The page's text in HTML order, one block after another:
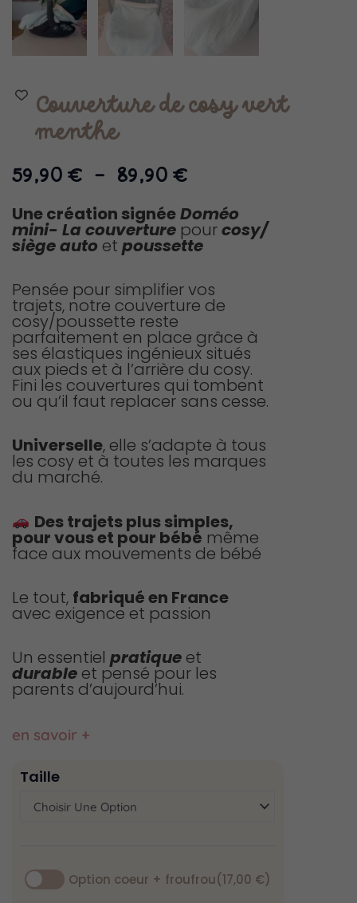
Couverture de cosy vert
menthe
59,90 € – 89,90 €Plage
prix :
59,90 €
à
Une création signéeDoméo
mini- La couverture pourcosy/
siège auto et poussette
Pensée pour simplifier vos
trajets, notre couverture de
cosy/poussette reste
parfaitement en place grâce à
ses élastiques ingénieux situés
aux pieds et à l’arrière du cosy.
Fini les couvertures qui tombent
ou qu’il faut replacer sans cesse.
Universelle, elle s’adapte à tous
les cosy et à toutes les marques
du marché.
Des trajets plus simples,
pour vous et pour bébé même
face aux mouvements de bébé
Le tout, fabriqué en France
avec exigence et passion
Un essentiel pratique et
durable et pensé pour les
parents d’aujourd’hui.
en savoir +
Taille
Option coeur + froufrou(17,00 €)
Couverture
de